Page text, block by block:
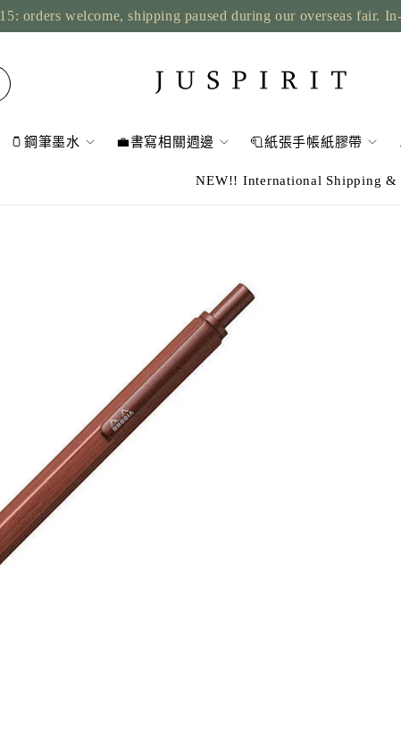
orders welcome, shipping paused during our overseas fair.
🫙鋼筆墨水 💼書寫相關週邊 🧻紙張手帳紙膠帶
NEW!! International Shipping &